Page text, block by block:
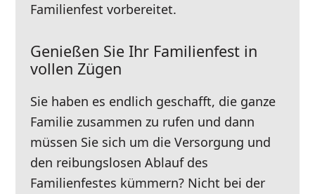
Familienfest vorbereitet.
Genießen Sie Ihr Familienfest in
vollen Zügen
Sie haben es endlich geschafft, die ganze
Familie zusammen zu rufen und dann
müssen Sie sich um die Versorgung und
den reibungslosen Ablauf des
Familienfestes kümmern? Nicht bei der